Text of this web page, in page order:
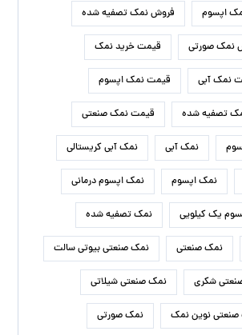
اپسوم فروش نمک تصفیه شده
نمک صورتی قیمت خرید نمک
نمک آبی قیمت نمک اپسوم
تصفیه شده قیمت نمک صنعتی
نمک آبی نمک آبی کریستالی
نمک اپسوم نمک اپسوم درمانی
یک کیلویی نمک تصفیه شده
نمک صنعتی نمک صنعتی بیوتی سالت
شکری نمک صنعتی شیلاتی
نوین نمک نمک صورتی